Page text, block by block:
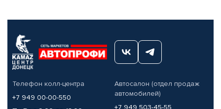
Телефон колл-центра
+7 949 00-00-550
Автосалон (отдел продаж
автомобилей)
+7 949 503-45-55